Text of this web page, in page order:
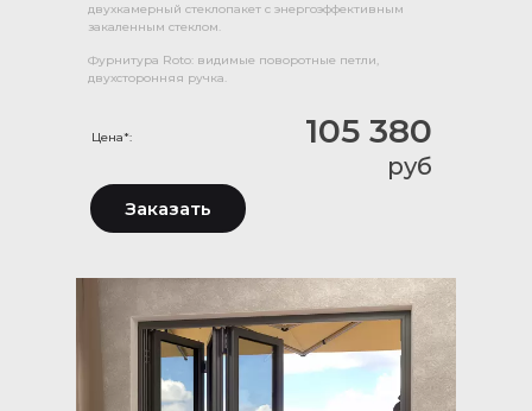
105 380
руб
двухкамерный стеклопакет с энергоэффективным
закаленным стеклом.
Фурнитура Roto: видимые поворотные петли,
двухсторонняя ручка.
Цена*:
Заказать